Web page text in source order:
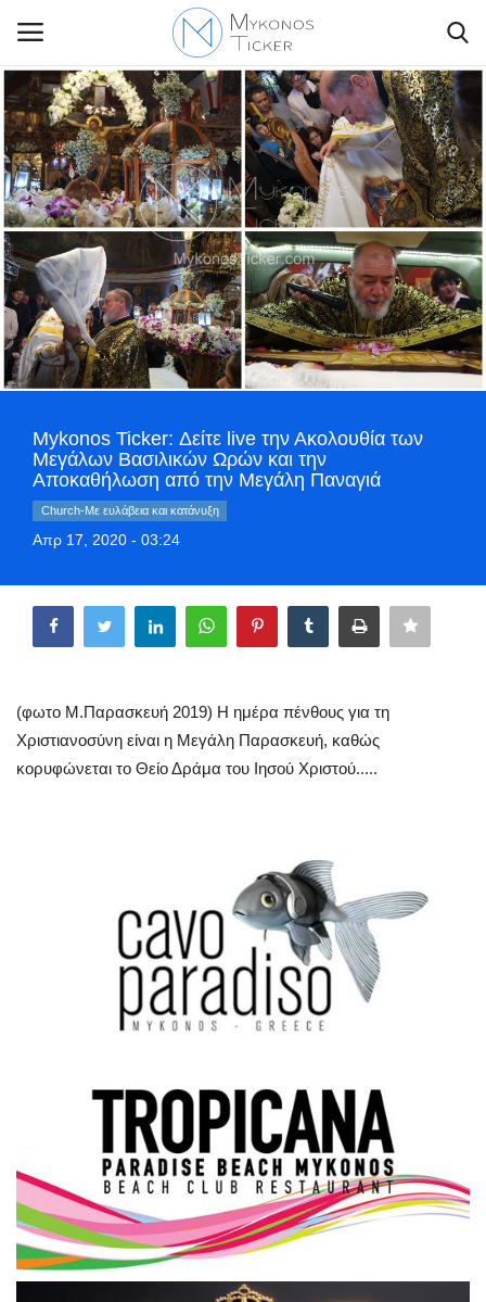
Contact Us
Politique
Business
Travel
World
Greece
Style Adorés
Arts & Culture
Sport
Science & Tech
Σεβασμιώτατος Δωρόθεος Β’
Cost Of Living Crisis
Opinion + Analysis
L’Art des Sens
Mykonos Ticker: Δείτε live την Ακολουθία των
Μεγάλων Βασιλικών Ωρών και την
Αποκαθήλωση από την Μεγάλη Παναγιά
Church-Με ευλάβεια και κατάνυξη
Απρ 17, 2020 - 03:24
(φωτο Μ.Παρασκευή 2019) Η ημέρα πένθους για τη
Χριστιανοσύνη είναι η Μεγάλη Παρασκευή, καθώς
κορυφώνεται το Θείο Δράμα του Ιησού Χριστού.....